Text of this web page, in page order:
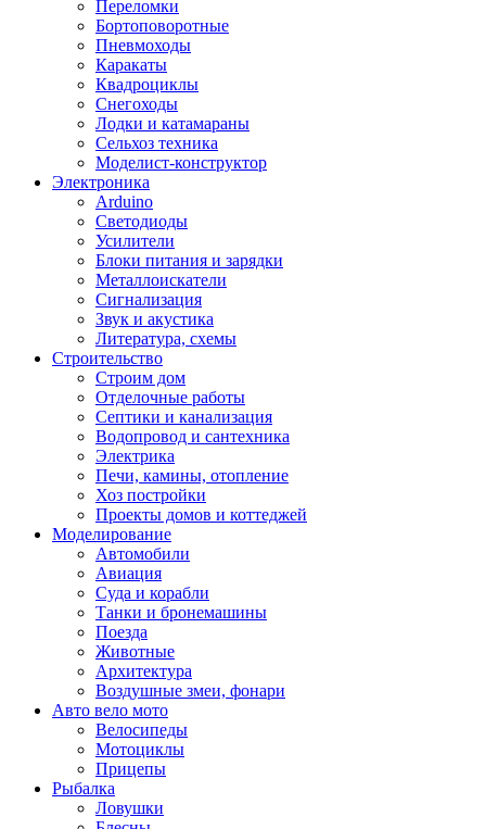
Переломки
Бортоповоротные
Пневмоходы
Каракаты
Квадроциклы
Снегоходы
Лодки и катамараны
Сельхоз техника
Моделист-конструктор
Электроника
Arduino
Светодиоды
Усилители
Блоки питания и зарядки
Металлоискатели
Сигнализация
Звук и акустика
Литература, схемы
Строительство
Строим дом
Отделочные работы
Септики и канализация
Водопровод и сантехника
Электрика
Печи, камины, отопление
Хоз постройки
Проекты домов и коттеджей
Моделирование
Автомобили
Авиация
Суда и корабли
Танки и бронемашины
Поезда
Животные
Архитектура
Воздушные змеи, фонари
Авто вело мото
Велосипеды
Мотоциклы
Прицепы
Рыбалка
Ловушки